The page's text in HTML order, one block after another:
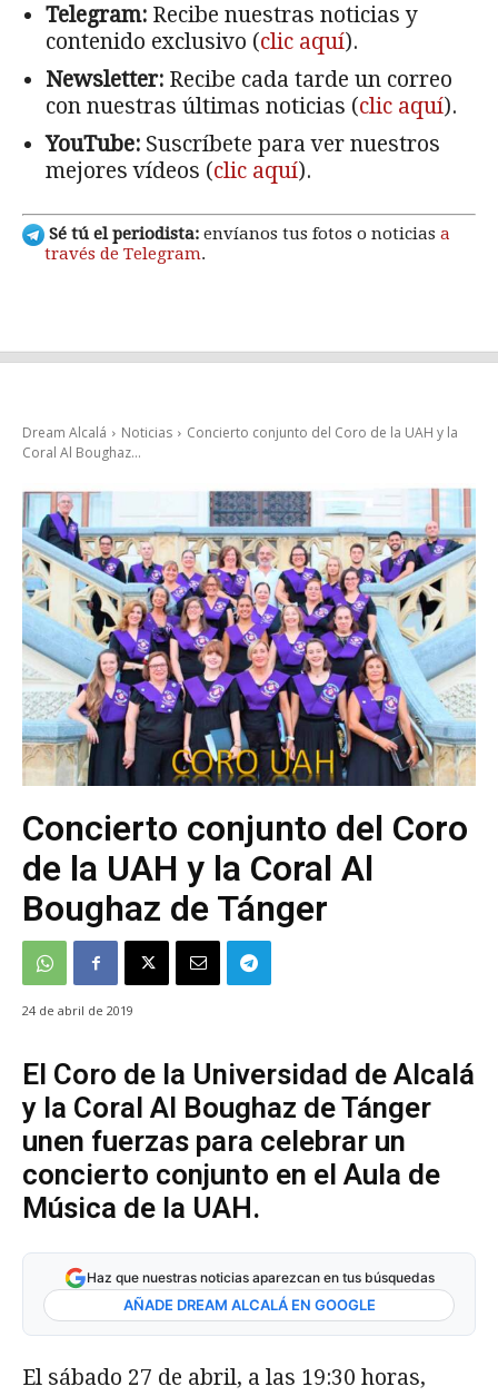
Telegram: Recibe nuestras noticias y
contenido exclusivo (clic aquí).
Newsletter: Recibe cada tarde un correo
con nuestras últimas noticias (clic aquí).
YouTube: Suscríbete para ver nuestros
mejores vídeos (clic aquí).
Sé tú el periodista: envíanos tus fotos o noticias a
través de Telegram.